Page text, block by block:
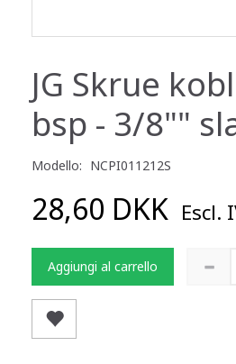
JG Skrue
bsp - 3/8""
Modello: NCPI011212S
28,60 DKK Escl.
Aggiungi al carrello